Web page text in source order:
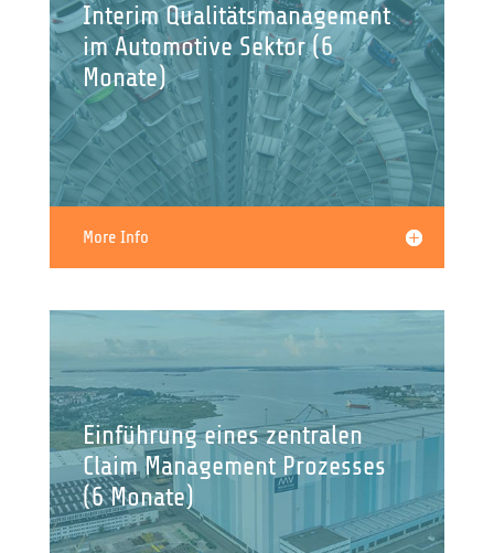
Interim Qualitätsmanagement
im Automotive Sektor (6
Monate)
More Info
Einführung eines zentralen
Claim Management Prozesses
(6 Monate)